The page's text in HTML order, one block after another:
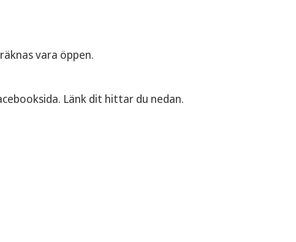
vara öppen.
Länk dit hittar du nedan.